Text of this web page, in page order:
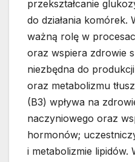
przekształcanie
do działania komórek.
ważną rolę w
oraz wspiera zdrowie
niezbędna do
oraz metabolizmu
(B3) wpływa na
naczyniowego oraz
hormonów;
i metabolizmie lipidów.